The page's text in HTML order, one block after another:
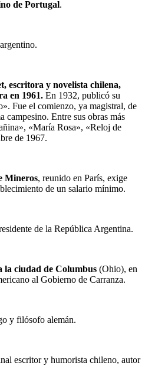
de Portugal.
escritora y novelista chilena,
en 1961. En 1932, publicó su
Fue el comienzo, ya magistral, de
campesino. Entre sus obras más
«María Rosa», «Reloj de
de 1967.
Mineros, reunido en París, exige
de un salario mínimo.
de la República Argentina.
la ciudad de Columbus (Ohio), en
al Gobierno de Carranza.
y filósofo alemán.
escritor y humorista chileno, autor